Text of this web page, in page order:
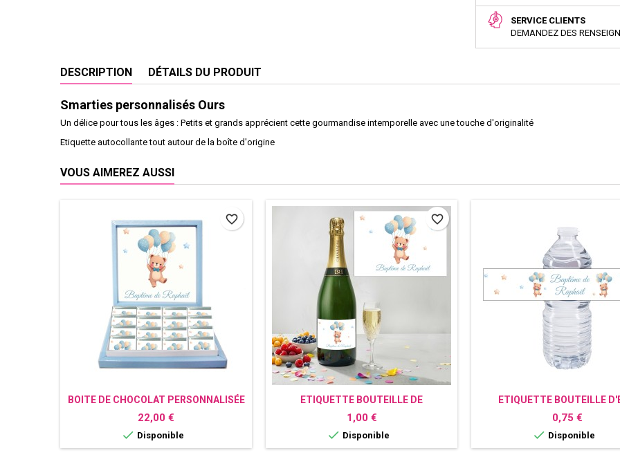
SERVICE CLIENTS
DEMANDEZ DES
DESCRIPTION DÉTAILS DU PRODUIT
Smarties personnalisés Ours
Un délice pour tous les âges : Petits et grands apprécient cette gourmandise intemporelle avec une touche d'originalité
Etiquette autocollante tout autour de la boîte d'origine
VOUS AIMEREZ AUSSI
BOITE DE CHOCOLAT PERSONNALISÉE
OURS
Prix
22,00 €
 Disponible
favorite_border
ETIQUETTE BOUTEILLE DE
CHAMPAGNE PERSONNALISÉE
OURSON
Prix
1,00 €
 Disponible
favorite_border
ETIQUETTE BOUTEILLE
PERSONNALISÉE OURS
Prix
0,75 €
 Disponible